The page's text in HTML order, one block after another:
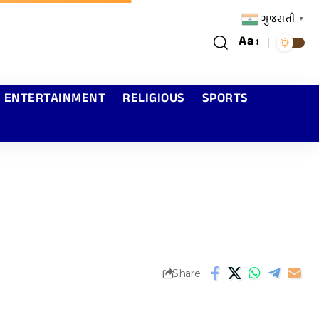
Aa
ENTERTAINMENT RELIGIOUS SPORTS
Share
ગુજરાતી ▼